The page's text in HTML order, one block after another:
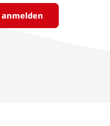
anmelden